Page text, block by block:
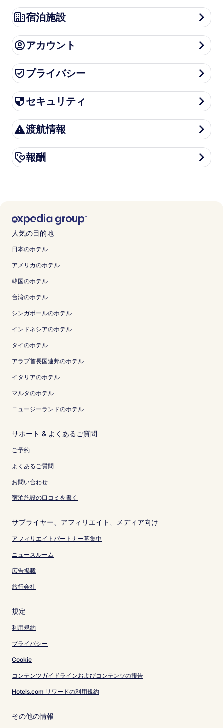
宿泊施設
宿泊施設
アカウント
アカウント
プライバシー
プライバシー
セキュリティ
セキュリティ
渡航情報
渡航情報
報酬
報酬
人気の目的地
日本のホテル
アメリカのホテル
韓国のホテル
台湾のホテル
シンガポールのホテル
インドネシアのホテル
タイのホテル
アラブ首長国連邦のホテル
イタリアのホテル
マルタのホテル
ニュージーランドのホテル
サポート & よくあるご質問
ご予約
よくあるご質問
お問い合わせ
宿泊施設の口コミを書く
サプライヤー、アフィリエイト、メディア向け
アフィリエイトパートナー募集中
ニュースルーム
広告掲載
旅行会社
規定
利用規約
プライバシー
Cookie
コンテンツガイドラインおよびコンテンツの報告
Hotels.com リワードの利用規約
その他の情報